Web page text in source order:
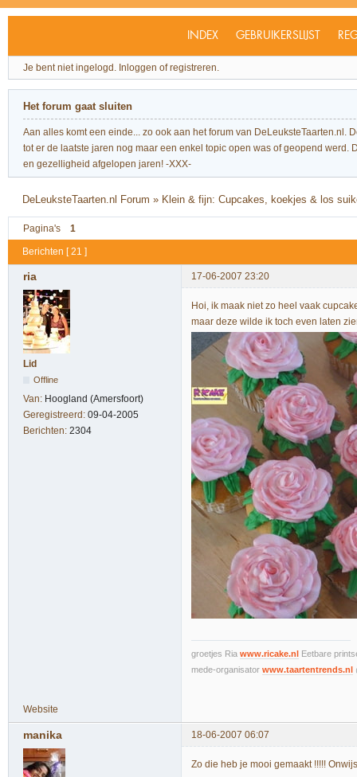
INDEX GEBRUIKERSLIJST
Je bent niet ingelogd. Inloggen of registreren.
Het forum gaat sluiten
Aan alles komt een einde... zo ook aan het forum van
tot er de laatste jaren nog maar een enkel topic open was of geopend
en gezelligheid afgelopen jaren! -XXX-
DeLeuksteTaarten.nl Forum » Klein & fijn: Cupcakes, koekjes & los
Pagina's 1
Berichten [ 21 ]
ria 17-06-2007 23:20
Lid
Offline
Van: Hoogland (Amersfoort)
Geregistreerd: 09-04-2005
Berichten: 2304
Hoi, ik maak niet zo heel vaak
maar deze wilde ik toch even laten
groetjes Ria www.ricake.nl Eetbare
mede-organisator www.taartentrends.nl
Website
manika 18-06-2007 06:07
Zo die heb je mooi gemaakt !!!!!